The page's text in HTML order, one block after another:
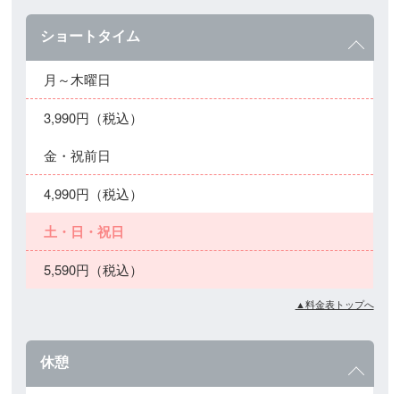
ショートタイム
月～木曜日
3,990円（税込）
金・祝前日
4,990円（税込）
土・日・祝日
5,590円（税込）
▲料金表トップへ
休憩